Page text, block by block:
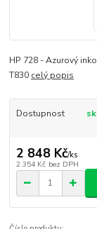
HP 728 - Azurový
T830 celý popis
Dostupnost
2 848 Kč/ks
2 354 Kč bez DPH